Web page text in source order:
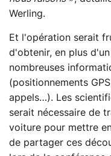
Werling.
Et l'opération serait
d'obtenir, en plus
nombreuses
(positionnements
appels…). Les
serait nécessaire de
voiture pour mettre
de partager ces